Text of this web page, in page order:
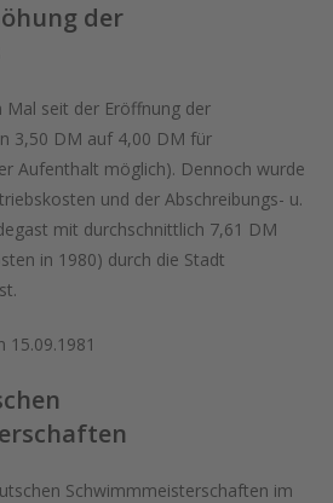
der
Mal seit der Eröffnung der
3,50 DM auf 4,00 DM für
Aufenthalt möglich). Dennoch wurde
und der Abschreibungs- u.
mit durchschnittlich 7,61 DM
in 1980) durch die Stadt
Schwimmmeisterschaften im